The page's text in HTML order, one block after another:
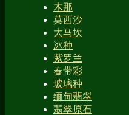
木那
莫西沙
大马坎
冰种
紫罗兰
春带彩
玻璃种
缅甸翡翠
翡翠原石